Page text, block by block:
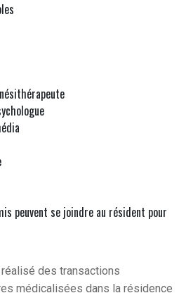
peuvent se joindre au résident pour
des transactions
médicalisées dans la résidence